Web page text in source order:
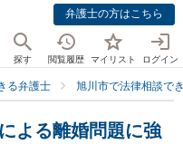
弁護士の方はこちら
探す 閲覧履歴 マイリスト ログイン
る弁護士 旭川市で法律相談で
よる離婚問題に強